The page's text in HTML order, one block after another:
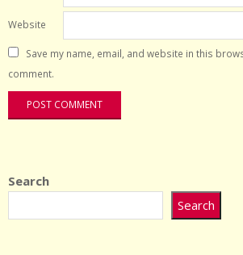
Website
Save my name, email, and website in this
comment.
Search
Search